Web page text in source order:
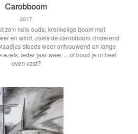
Carobboom
2017
zo'n hele oude, kronkelige boom met
en wind, zoals de carobboom zinderend
steeds weer ontvouwend en lange
ieder jaar weer ... of houd je m heel
even vast?